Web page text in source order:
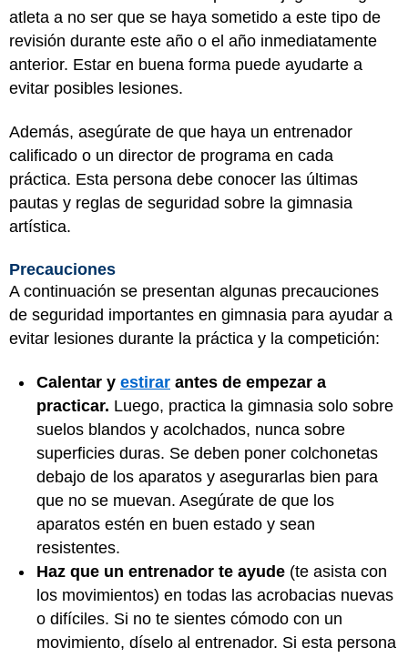
atleta a no ser que se haya sometido a este tipo de
revisión durante este año o el año inmediatamente
anterior. Estar en buena forma puede ayudarte a
evitar posibles lesiones.
Además, asegúrate de que haya un entrenador
calificado o un director de programa en cada
práctica. Esta persona debe conocer las últimas
pautas y reglas de seguridad sobre la gimnasia
artística.
Precauciones
A continuación se presentan algunas precauciones
de seguridad importantes en gimnasia para ayudar a
evitar lesiones durante la práctica y la competición:
Calentar y estirar antes de empezar a
practicar. Luego, practica la gimnasia solo sobre
suelos blandos y acolchados, nunca sobre
superficies duras. Se deben poner colchonetas
debajo de los aparatos y asegurarlas bien para
que no se muevan. Asegúrate de que los
aparatos estén en buen estado y sean
resistentes.
Haz que un entrenador te ayude (te asista con
los movimientos) en todas las acrobacias nuevas
o difíciles. Si no te sientes cómodo con un
movimiento, díselo al entrenador. Si esta persona